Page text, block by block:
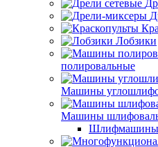
Лобзики
полировальные
Машины
Машины
Шлифмашины